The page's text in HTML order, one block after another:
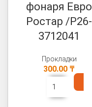
фонаря Евро
Ростар /Р26-
3712041
Прокладки
300.00 ₸